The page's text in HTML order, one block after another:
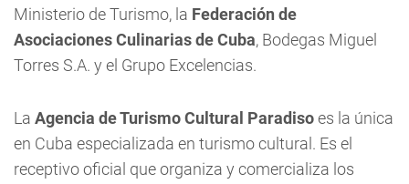
Ministerio de Turismo, la Federación de
Asociaciones Culinarias de Cuba, Bodegas Miguel
Torres S.A. y el Grupo Excelencias.
La Agencia de Turismo Cultural Paradisoes la única
en Cuba especializada en turismo cultural. Es el
receptivo oficial que organiza y comercializa los